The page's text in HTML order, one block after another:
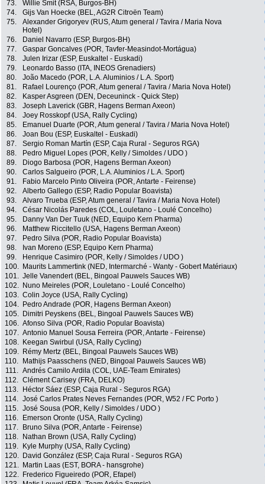
73.
Willie Smit (RSA, Burgos-BH)
74.
Gijs Van Hoecke (BEL, AG2R Citroën Team)
75.
Alexander Grigoryev (RUS, Atum general / Tavira / Maria Nova
Hotel)
76. Daniel Navarro (ESP, Burgos-BH)
77.
Gaspar Goncalves (POR, Tavfer-Measindot-Mortágua)
78.
Julen Irizar (ESP, Euskaltel - Euskadi)
79.
Leonardo Basso (ITA, INEOS Grenadiers)
80.
João Macedo (POR, L.A. Aluminios / L.A. Sport)
81.
Rafael Lourenço (POR, Atum general / Tavira / Maria Nova Hotel)
82.
Kasper Asgreen (DEN, Deceuninck - Quick Step)
83.
Joseph Laverick (GBR, Hagens Berman Axeon)
84.
Joey Rosskopf (USA, Rally Cycling)
85.
Emanuel Duarte (POR, Atum general / Tavira / Maria Nova Hotel)
86.
Joan Bou (ESP, Euskaltel - Euskadi)
87.
Sergio Roman Martín (ESP, Caja Rural - Seguros RGA)
88.
Pedro Miguel Lopes (POR, Kelly / Simoldes / UDO )
89.
Diogo Barbosa (POR, Hagens Berman Axeon)
90.
Carlos Salgueiro (POR, L.A. Aluminios / L.A. Sport)
91.
Fabio Marcelo Pinto Oliveira (POR, Antarte - Feirense)
92.
Alberto Gallego (ESP, Radio Popular Boavista)
93.
Alvaro Trueba (ESP, Atum general / Tavira / Maria Nova Hotel)
94.
César Nicolás Paredes (COL, Louletano - Loulé Concelho)
95.
Danny Van Der Tuuk (NED, Equipo Kern Pharma)
96.
Matthew Riccitello (USA, Hagens Berman Axeon)
97.
Pedro Silva (POR, Radio Popular Boavista)
98.
Ivan Moreno (ESP, Equipo Kern Pharma)
99.
Henrique Casimiro (POR, Kelly / Simoldes / UDO )
100.
Maurits Lammertink (NED, Intermarché - Wanty - Gobert Matériaux)
101. Jelle Vanendert (BEL, Bingoal Pauwels Sauces WB)
102.
Nuno Meireles (POR, Louletano - Loulé Concelho)
103. Colin Joyce (USA, Rally Cycling)
104.
Pedro Andrade (POR, Hagens Berman Axeon)
105.
Dimitri Peyskens (BEL, Bingoal Pauwels Sauces WB)
106. Afonso Silva (POR, Radio Popular Boavista)
107. Antonio Manuel Sousa Ferreira (POR, Antarte - Feirense)
108.
Keegan Swirbul (USA, Rally Cycling)
109.
Rémy Mertz (BEL, Bingoal Pauwels Sauces WB)
110.
Mathijs Paasschens (NED, Bingoal Pauwels Sauces WB)
111. Andrés Camilo Ardila (COL, UAE-Team Emirates)
112. Clément Carisey (FRA, DELKO)
113.
Héctor Sáez (ESP, Caja Rural - Seguros RGA)
114. José Carlos Prates Neves Fernandes (POR, W52 / FC Porto )
115. José Sousa (POR, Kelly / Simoldes / UDO )
116.
Emerson Oronte (USA, Rally Cycling)
117.
Bruno Silva (POR, Antarte - Feirense)
118.
Nathan Brown (USA, Rally Cycling)
119.
Kyle Murphy (USA, Rally Cycling)
120.
David González (ESP, Caja Rural - Seguros RGA)
121.
Martin Laas (EST, BORA - hansgrohe)
122.
Frederico Figueiredo (POR, Efapel)